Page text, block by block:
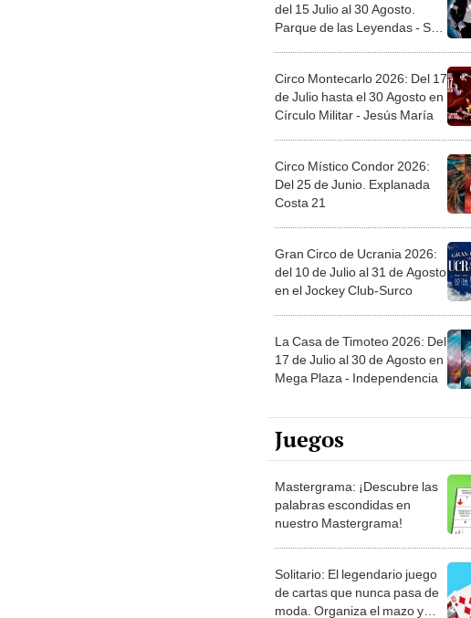
del 15 Julio al 30 Agosto.
Parque de las Leyendas - San
Circo Montecarlo 2026: Del 17
de Julio hasta el 30 Agosto en
Círculo Militar - Jesús María
Circo Místico Condor 2026:
Del 25 de Junio. Explanada
Costa 21
Gran Circo de Ucrania 2026:
del 10 de Julio al 31 de Agosto
en el Jockey Club-Surco
La Casa de Timoteo 2026: Del
17 de Julio al 30 de Agosto en
Mega Plaza - Independencia
Juegos
Mastergrama: ¡Descubre las
palabras escondidas en
nuestro Mastergrama!
Solitario: El legendario juego
de cartas que nunca pasa de
moda. Organiza el mazo y